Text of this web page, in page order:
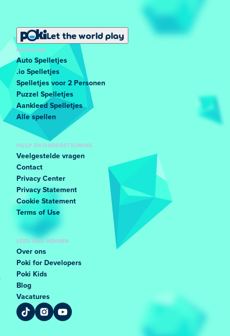
Let the world play
POPULAIR
Auto Spelletjes
.io Spelletjes
Spelletjes voor 2 Personen
Puzzel Spelletjes
Aankleed Spelletjes
Alle spellen
HULP EN ONDERSTEUNING
Veelgestelde vragen
Contact
Privacy Center
Privacy Statement
Cookie Statement
Terms of Use
LEER ONS KENNEN
Over ons
Poki for Developers
Poki Kids
Blog
Vacatures